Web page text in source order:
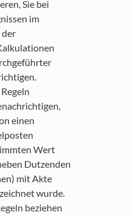
Sie bei
im
der
einen
Wert
Dutzenden
mit Akte
wurde.
beziehen